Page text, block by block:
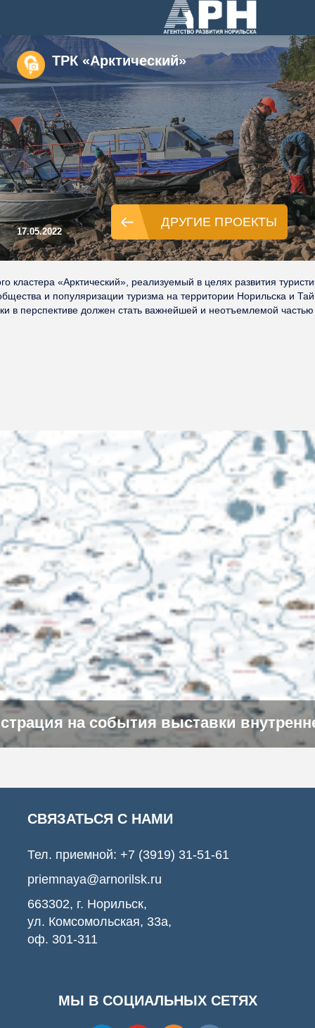
ТРК «Арктический»
17.05.2022
ДРУГИЕ ПРОЕКТЫ
кластера «Арктический», реализуемый в целях развития
и популяризации туризма на территории Норильска и
в перспективе должен стать важнейшей и неотъемлемой
на события выставки
СВЯЗАТЬСЯ С НАМИ
Тел. приемной: +7 (3919) 31-51-61
priemnaya@arnorilsk.ru
663302, г. Норильск,
ул. Комсомольская, 33а,
оф. 301-311
МЫ В СОЦИАЛЬНЫХ СЕТЯХ